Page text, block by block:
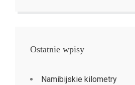
Ostatnie wpisy
Namibijskie kilometry